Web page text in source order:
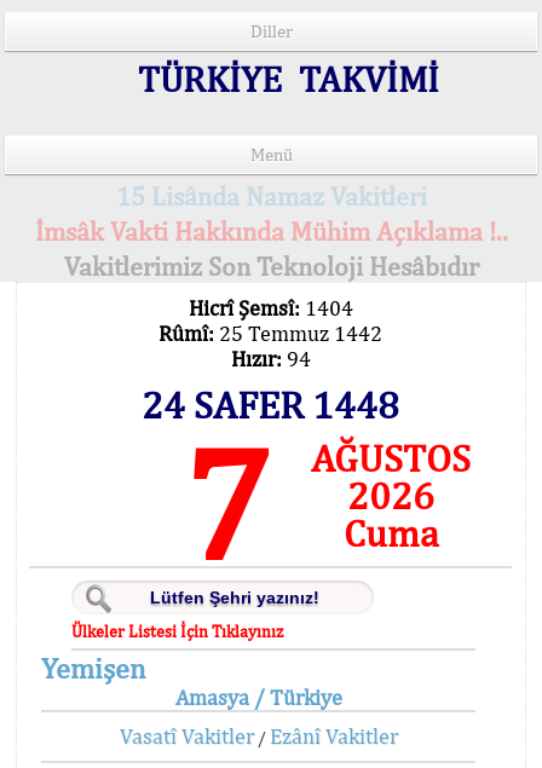
Diller
TÜRKİYE TAKVİMİ
Menü
15 Lisânda Namaz Vakitleri
İmsâk Vakti Hakkında Mühim Açıklama !..
Vakitlerimiz Son Teknoloji Hesâbıdır
Hicrî Şemsî: 1404
Rûmî: 25 Temmuz 1442
Hızır: 94
24 SAFER 1448
7
AĞUSTOS
2026
Cuma
Ülkeler Listesi İçin Tıklayınız
Yemişen
Amasya / Türkiye
Vasatî Vakitler/ Ezânî Vakitler